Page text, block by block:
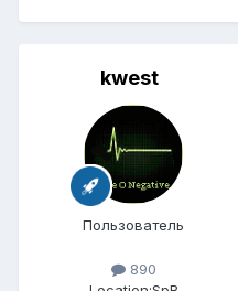
kwest
Пользователь
890